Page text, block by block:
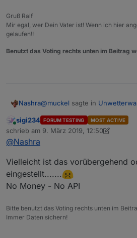
Gruß Ralf
Mir egal, wer Dein Vater ist! Wenn ich hier
gelaufen!!
Benutzt das Voting rechts unten im Beitrag
Nashra@muckel sagte in
eher weil kein unwetter
aber in den Datenpunkten
Online
sigi234 FORUM TESTING MOST ACTIVE
schrieb am 9. März 2019, 12:50
zuletzt editiert von sigi2343. Sept. 2019,
@Nashra
Vielleicht ist das vorübergehend
eingestellt.......
No Money - No API
Bitte benutzt das Voting rechts unten im
Immer Daten sichern!